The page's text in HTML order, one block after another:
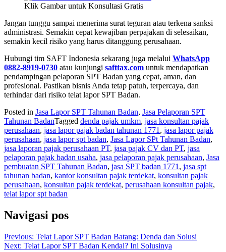
Klik Gambar untuk Konsultasi Gratis
Jangan tunggu sampai menerima surat teguran atau terkena sanksi
administrasi. Semakin cepat kewajiban perpajakan di selesaikan,
semakin kecil risiko yang harus ditanggung perusahaan.
Hubungi tim SAFT Indonesia sekarang juga melalui WhatsApp
0882-8919-0730 atau kunjungi safttax.com untuk mendapatkan
pendampingan pelaporan SPT Badan yang cepat, aman, dan
profesional. Pastikan bisnis Anda tetap patuh, terpercaya, dan
terhindar dari risiko telat lapor SPT Badan.
Posted in Jasa Lapor SPT Tahunan Badan, Jasa Pelaporan SPT
Tahunan BadanTagged denda pajak umkm, jasa konsultan pajak
perusahaan, jasa lapor pajak badan tahunan 1771 , jasa lapor pajak
perusahaan, jasa lapor spt badan, Jasa Lapor SPt Tahunan Badan,
jasa laporan pajak perusahaan PT, jasa pajak CV dan PT, jasa
pelaporan pajak badan usaha, jasa pelaporan pajak perusahaan, Jasa
pembuatan SPT Tahunan Badan, jasa SPT badan 1771 , jasa spt
tahunan badan, kantor konsultan pajak terdekat, konsultan pajak
perusahaan, konsultan pajak terdekat, perusahaan konsultan pajak,
telat lapor spt badan
Navigasi pos
Previous: Telat Lapor SPT Badan Batang: Denda dan Solusi
Next: Telat Lapor SPT Badan Kendal? Ini Solusinya